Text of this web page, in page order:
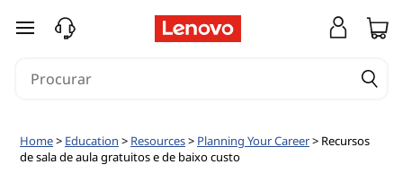
saltar para o conteúdo principal
Home> Education > Resources> Planning Your Career> Recursos
de sala de aula gratuitos e de baixo custo